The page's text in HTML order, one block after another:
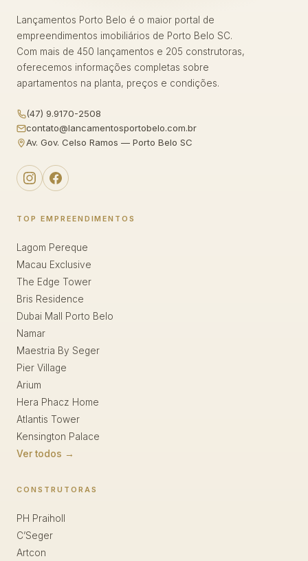
Lançamentos Porto Belo é o maior portal de
empreendimentos imobiliários de Porto Belo SC.
Com mais de 450 lançamentos e 205 construtoras,
oferecemos informações completas sobre
apartamentos na planta, preços e condições.
(47) 9.9170-2508
contato@lancamentosportobelo.com.br
Av. Gov. Celso Ramos — Porto Belo SC
TOP EMPREENDIMENTOS
Lagom Pereque
Macau Exclusive
The Edge Tower
Bris Residence
Dubai Mall Porto Belo
Namar
Maestria By Seger
Pier Village
Arium
Hera Phacz Home
Atlantis Tower
Kensington Palace
Ver todos →
CONSTRUTORAS
PH Praiholl
C’Seger
Artcon